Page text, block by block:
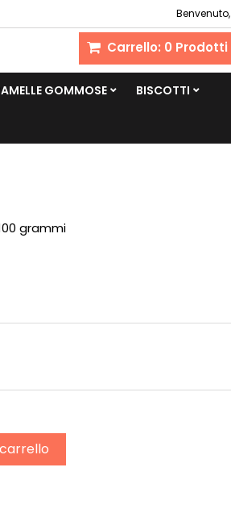
Benvenuto,
Carrello: 0 Prodotti
GOMMOSE BISCOTTI
grammi